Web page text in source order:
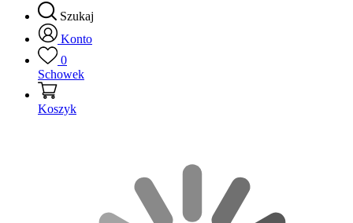
Szukaj
Konto
0
Schowek
Koszyk